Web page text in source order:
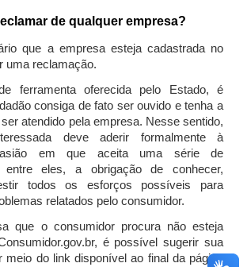
de qualquer empresa?
que a empresa esteja cadastrada no
uma reclamação.
ferramenta oferecida pelo Estado, é
consiga de fato ser ouvido e tenha a
atendido pela empresa. Nesse sentido,
deve aderir formalmente à
em que aceita uma série de
entre eles, a obrigação de conhecer,
todos os esforços possíveis para
relatados pelo consumidor.
que o consumidor procura não esteja
é possível sugerir sua
meio do link disponível ao final da página